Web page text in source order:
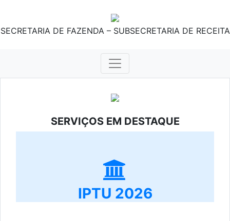
SECRETARIA DE FAZENDA – SUBSECRETARIA DE RECEITA
SERVIÇOS EM DESTAQUE
IPTU 2026